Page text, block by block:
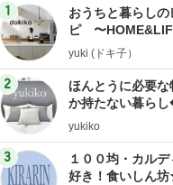
1
おうちと暮らしの
ピ 〜
yuki (ドキ子）
2
ほんとうに必要な
か持たない暮ら
ep Life Simple◆
yukiko
3
１００均・カルデ
好き！食いしん